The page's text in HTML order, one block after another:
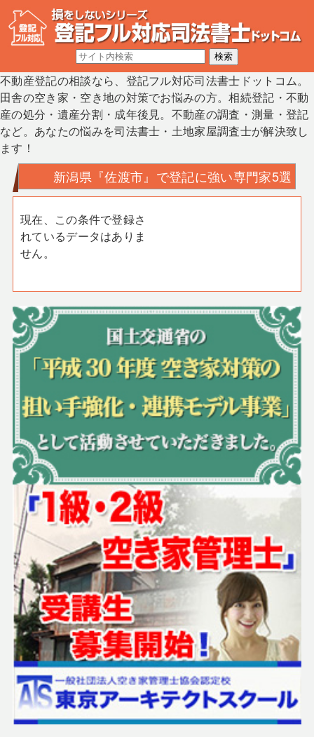
不動産登記の相談なら、登記フル対応司法書士ドットコム。
田舎の空き家・空き地の対策でお悩みの方。相続登記・不動
産の処分・遺産分割・成年後見。不動産の調査・測量・登記
など。あなたの悩みを司法書士・土地家屋調査士が解決致し
ます！
新潟県『佐渡市』で登記に強い専門家5選
現在、この条件で登録さ
れているデータはありま
せん。